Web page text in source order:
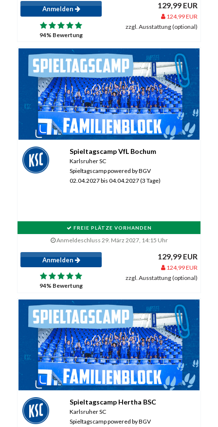
Anmelden
94% Bewertung
129,99 EUR
124,99 EUR
zzgl. Ausstattung (optional)
Spieltagscamp VfL Bochum
Karlsruher SC
Spieltagscamp powered by BGV
02.04.2027 bis 04.04.2027 (3 Tage)
FREIE PLÄTZE VORHANDEN
Anmeldeschluss 29. März 2027, 14:15 Uhr
Anmelden
94% Bewertung
129,99 EUR
124,99 EUR
zzgl. Ausstattung (optional)
Spieltagscamp Hertha BSC
Karlsruher SC
Spieltagscamp powered by BGV